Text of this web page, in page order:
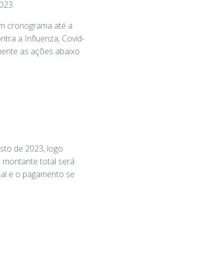
cronograma até a
a Influenza, Covid-
as ações abaixo
de 2023, logo
montante total será
e o pagamento se